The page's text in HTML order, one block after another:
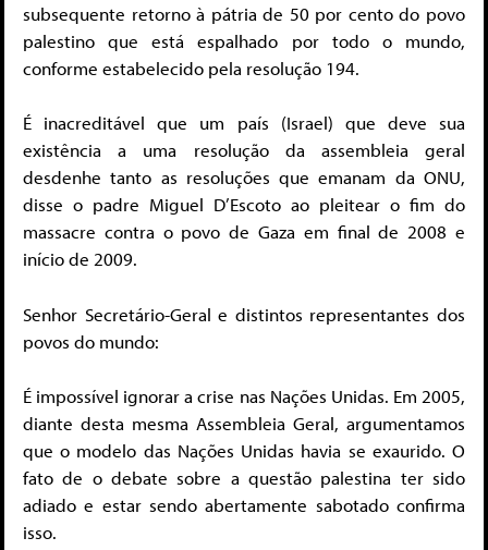
subsequente retorno à pátria de 50 por cento do povo
palestino que está espalhado por todo o mundo,
conforme estabelecido pela resolução 194.
É inacreditável que um país (Israel) que deve sua
existência a uma resolução da assembleia geral
desdenhe tanto as resoluções que emanam da ONU,
disse o padre Miguel D’Escoto ao pleitear o fim do
massacre contra o povo de Gaza em final de 2008 e
início de 2009.
Senhor Secretário-Geral e distintos representantes dos
povos do mundo:
É impossível ignorar a crise nas Nações Unidas. Em 2005,
diante desta mesma Assembleia Geral, argumentamos
que o modelo das Nações Unidas havia se exaurido. O
fato de o debate sobre a questão palestina ter sido
adiado e estar sendo abertamente sabotado confirma
isso.